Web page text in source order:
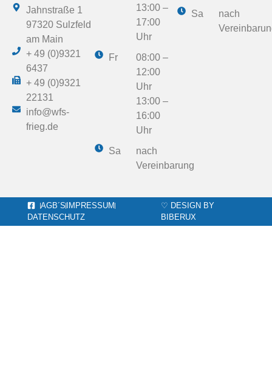
Jahnstraße 1
97320 Sulzfeld
am Main
+ 49 (0)9321
6437
+ 49 (0)9321
22131
info@wfs-
frieg.de
13:00 –
17:00
Uhr
Fr
08:00 –
12:00
Uhr
13:00 –
16:00
Uhr
Sa
nach
Vereinbarung
Sa
nach
AGB´SIMPRESSUM
DATENSCHUTZ
♡ DESIGN BY
BIBERUX